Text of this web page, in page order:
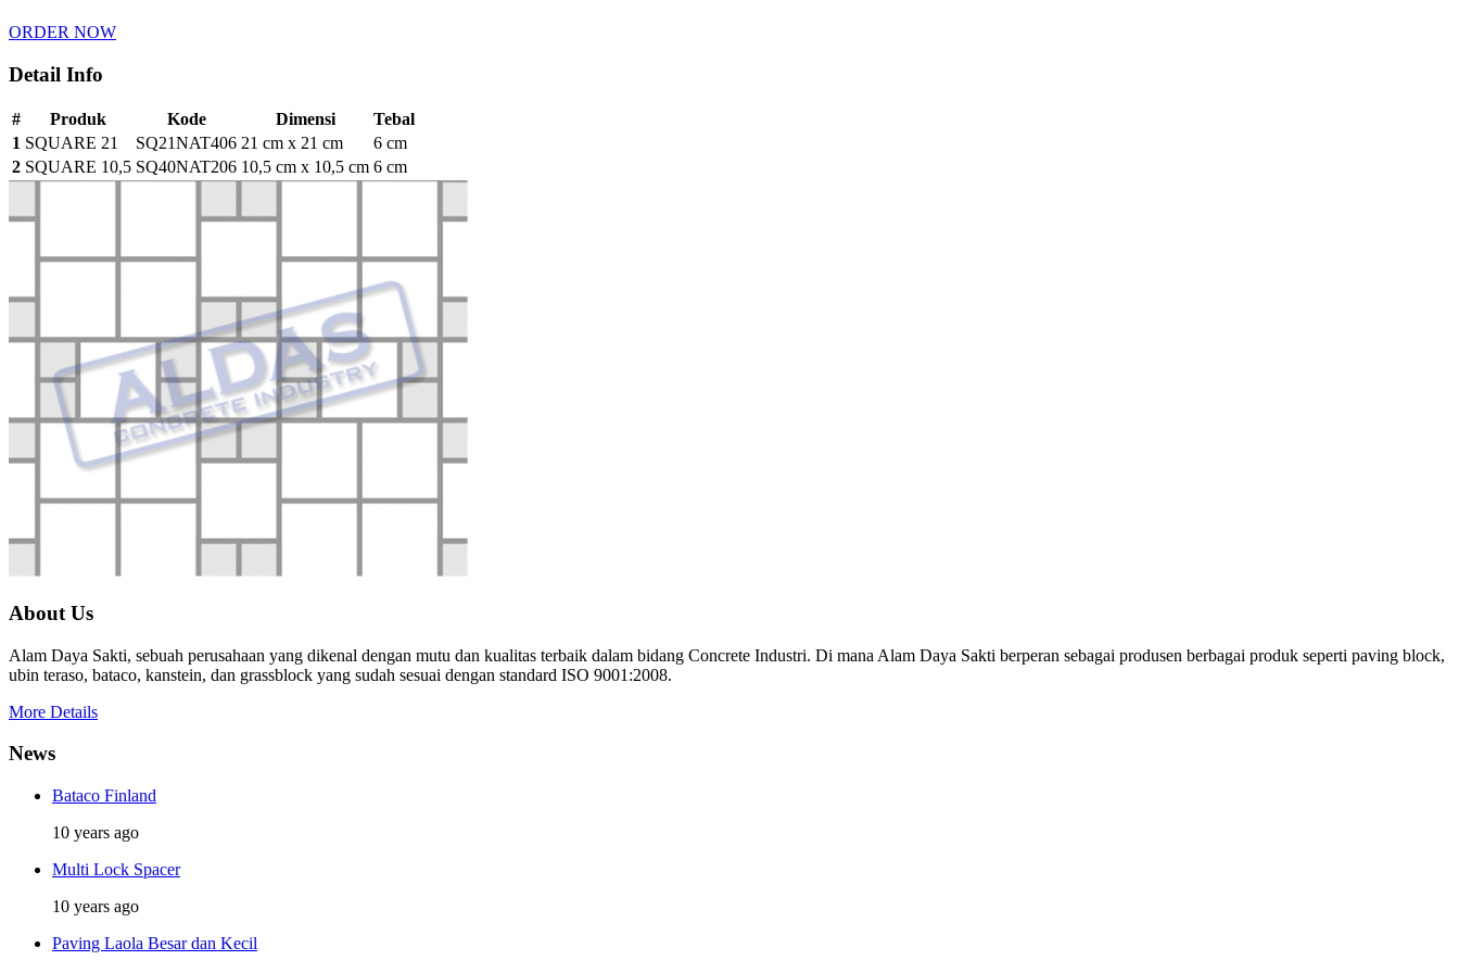
ORDER NOW
Detail Info
# Produk Kode Dimensi
Tebal
1 SQUARE 21 SQ21NAT406 21 cm x 21 cm
6 cm
2 SQUARE 10,5 SQ40NAT206 10,5 cm x 10,5 cm 6 cm
About Us
Alam Daya Sakti, sebuah perusahaan yang dikenal dengan mutu dan kualitas terbaik dalam bidang Concrete Industri. Di mana Alam Daya Sakti berperan sebagai produsen berbagai produk seperti paving block,
ubin teraso, bataco, kanstein, dan grassblock yang sudah sesuai dengan standard ISO 9001:2008.
More Details
News
Bataco Finland
10 years ago
Multi Lock Spacer
10 years ago
Paving Laola Besar dan Kecil